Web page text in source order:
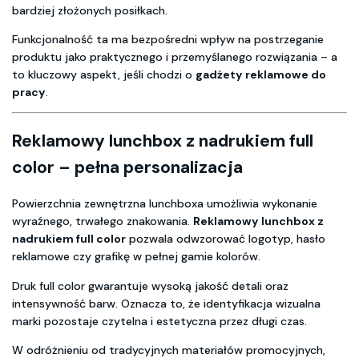
bardziej złożonych posiłkach.
Funkcjonalność ta ma bezpośredni wpływ na postrzeganie
produktu jako praktycznego i przemyślanego rozwiązania – a
to kluczowy aspekt, jeśli chodzi o gadżety reklamowe do
pracy.
Reklamowy lunchbox z nadrukiem full
color – pełna personalizacja
Powierzchnia zewnętrzna lunchboxa umożliwia wykonanie
wyraźnego, trwałego znakowania. Reklamowy lunchbox z
nadrukiem full color pozwala odwzorować logotyp, hasło
reklamowe czy grafikę w pełnej gamie kolorów.
Druk full color gwarantuje wysoką jakość detali oraz
intensywność barw. Oznacza to, że identyfikacja wizualna
marki pozostaje czytelna i estetyczna przez długi czas.
W odróżnieniu od tradycyjnych materiałów promocyjnych,